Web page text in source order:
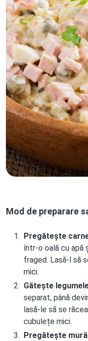
Mod de preparare
Pregătește
într-o oală cu apă
fraged. Lasă-l să
mici.
Gătește
separat, până
lasă-le să se
cubulețe mici.
Pregătește